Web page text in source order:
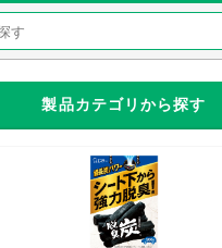
製品カテゴリから探す